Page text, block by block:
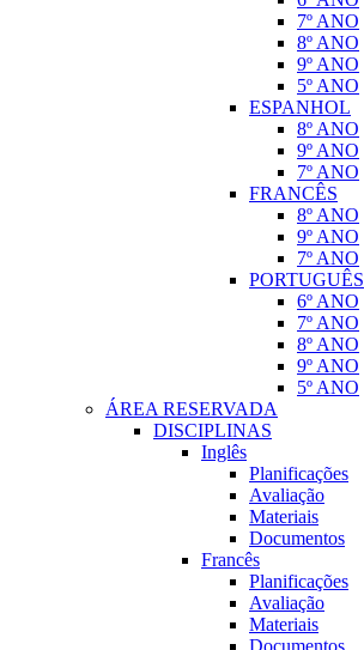
7º ANO
8º ANO
9º ANO
5º ANO
ESPANHOL
8º ANO
9º ANO
7º ANO
FRANCÊS
8º ANO
9º ANO
7º ANO
PORTUGUÊS
6º ANO
7º ANO
8º ANO
9º ANO
5º ANO
ÁREA RESERVADA
DISCIPLINAS
Inglês
Planificações
Avaliação
Materiais
Documentos
Francês
Planificações
Avaliação
Materiais